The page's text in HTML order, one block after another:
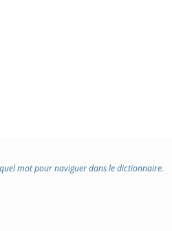
mot pour naviguer dans le dictionnaire.